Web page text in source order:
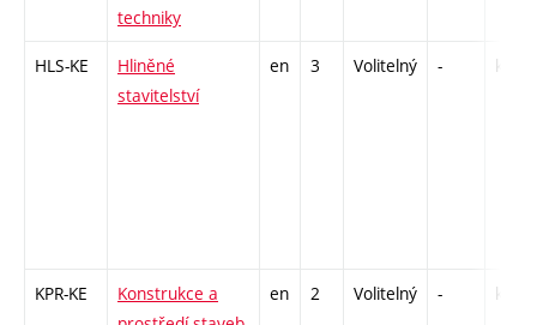
techniky
HLS-KE
Hliněné
stavitelství
en 3 Volitelný - kl
KPR-KE
Konstrukce a
en 2 Volitelný - kl